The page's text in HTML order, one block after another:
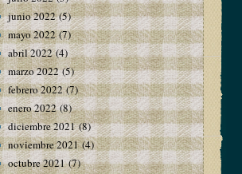
junio 2022(5)
mayo 2022(7)
abril 2022(4)
marzo 2022(5)
febrero 2022(7)
enero 2022(8)
diciembre 2021(8)
noviembre 2021(4)
octubre 2021(7)